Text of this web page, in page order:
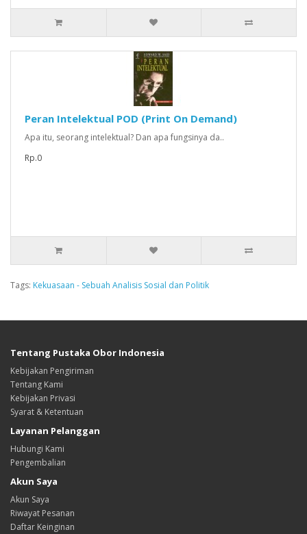
Peran Intelektual POD (Print On Demand)
Apa itu, seorang intelektual? Dan apa fungsinya da..
Rp.0
Tags: Kekuasaan - Sebuah Analisis Sosial dan Politik
Tentang Pustaka Obor Indonesia
Kebijakan Pengiriman
Tentang Kami
Kebijakan Privasi
Syarat & Ketentuan
Layanan Pelanggan
Hubungi Kami
Pengembalian
Akun Saya
Akun Saya
Riwayat Pesanan
Daftar Keinginan